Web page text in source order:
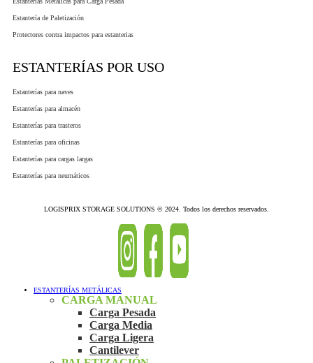
Estantería de Paletización
Protectores contra impactos para estanterias
ESTANTERÍAS POR USO
Estanterías para naves
Estanterías para almacén
Estanterías para trasteros
Estanterías para oficinas
Estanterías para cargas largas
Estanterías para neumáticos
LOGISPRIX STORAGE SOLUTIONS © 2024. Todos los derechos reservados.
ESTANTERÍAS METÁLICAS
CARGA MANUAL
Carga Pesada
Carga Media
Carga Ligera
Cantilever